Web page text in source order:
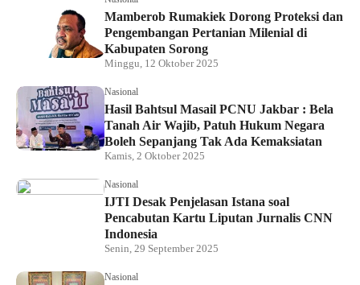
Mamberob Rumakiek Dorong Proteksi dan
Pengembangan Pertanian Milenial di
Kabupaten Sorong
Minggu, 12 Oktober 2025
Nasional
Hasil Bahtsul Masail PCNU Jakbar : Bela
Tanah Air Wajib, Patuh Hukum Negara
Boleh Sepanjang Tak Ada Kemaksiatan
Kamis, 2 Oktober 2025
Nasional
IJTI Desak Penjelasan Istana soal
Pencabutan Kartu Liputan Jurnalis CNN
Indonesia
Senin, 29 September 2025
Nasional